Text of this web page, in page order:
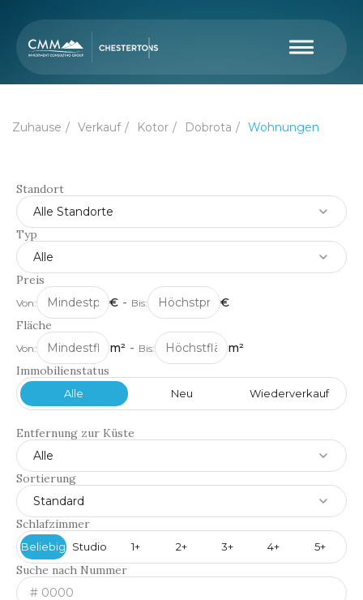
Zuhause Verkauf Kotor Dobrota Wohnungen
Standort
Alle Standorte
Typ
Alle
Preis
Von: € - Bis:
€
Fläche
Von: m² - Bis:
m²
Immobilienstatus
Alle Neu Wiederverkauf
Entfernung zur Küste
Alle
Sortierung
Standard
Schlafzimmer
Beliebig Studio 1+ 2+ 3+ 4+ 5+
Suche nach Nummer